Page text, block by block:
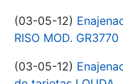
(03-05-12)
RISO MOD. GR3770
(03-05-12)